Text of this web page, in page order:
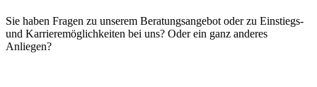
Sie haben Fragen zu unserem Beratungsangebot oder zu Einstiegs-
und Karrieremöglichkeiten bei uns? Oder ein ganz anderes
Anliegen?